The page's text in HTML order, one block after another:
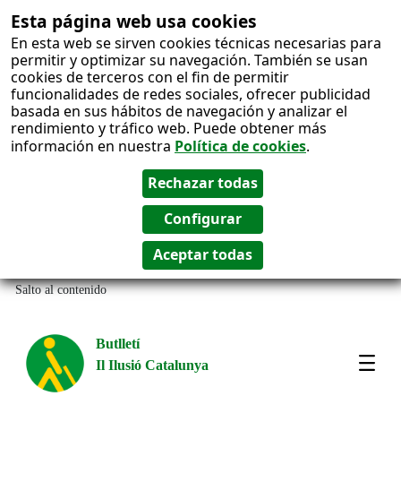
Esta página web usa cookies
En esta web se sirven cookies técnicas necesarias para
permitir y optimizar su navegación. También se usan
cookies de terceros con el fin de permitir
funcionalidades de redes sociales, ofrecer publicidad
basada en sus hábitos de navegación y analizar el
rendimiento y tráfico web. Puede obtener más
información en nuestra Política de cookies.
Salto al contenido
Butlletí
Il Ilusió Catalunya